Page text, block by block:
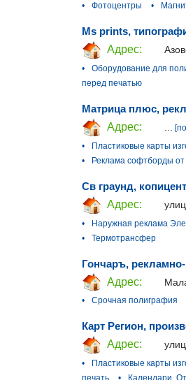
•
Фотоцентры •
Ms prints,
Адрес:
•
Оборудование для
перед печатью
Матрица плюс,
Адрес:
•
Пластиковые карты
•
Реклама софтборды
Св граунд,
Адрес:
•
Наружная реклама
•
Термотрансфер
Гончаръ,
Адрес:
•
Срочная полиграфия
Карт Регион,
Адрес:
•
Пластиковые карты
печать
• Календари,